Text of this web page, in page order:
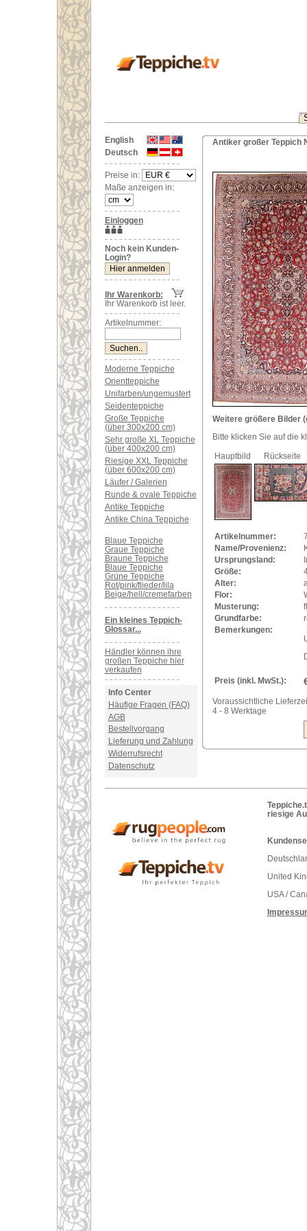
English
Deutsch
Preise in:
Maße anzeigen in:
Einloggen
Noch kein Kunden-
Login?
Ihr Warenkorb:
Ihr Warenkorb ist leer.
Artikelnummer:
Moderne Teppiche
Orientteppiche
Unifarben/ungemustert
Seidenteppiche
Große Teppiche
(über 300x200 cm)
Sehr große XL Teppiche
(über 400x200 cm)
Riesige XXL Teppiche
(über 600x200 cm)
Läufer / Galerien
Runde & ovale Teppiche
Antike Teppiche
Antike China Teppiche
Blaue Teppiche
Graue Teppiche
Braune Teppiche
Blaue Teppiche
Grüne Teppiche
Rot/pink/flieder/lila
Beige/hell/cremefarben
Ein kleines Teppich-
Glossar...
Händler können ihre
großen Teppiche hier
verkaufen
Info Center
Häufige Fragen (FAQ)
AGB
Bestellvorgang
Lieferung und Zahlung
Widerrufsrecht
Datenschutz
Antiker großer Teppich
Weitere größere Bilder
Bitte klicken Sie auf die
Hauptbild
Rückseite
Artikelnummer:
Name/Provenienz:
Ursprungsland:
Größe:
Alter:
Flor:
Musterung:
Grundfarbe:
Bemerkungen:
Preis (inkl. MwSt.):
Voraussichtliche
4 - 8 Werktage
riesige
United
USA /